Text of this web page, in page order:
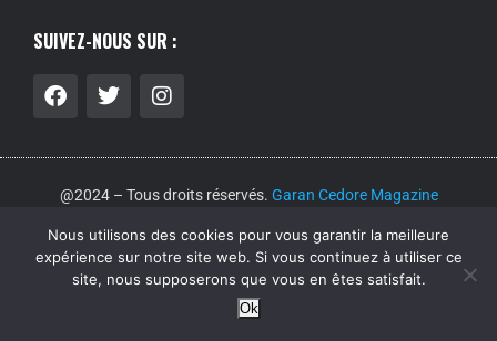
SUIVEZ-NOUS SUR :
@2024 – Tous droits réservés. Garan Cedore Magazine
Garan cedore magazine site : guide pratique, accès et
informations utiles
Acheter magazine garan cedore : guide
pratique, accès et informations utiles
Nous utilisons des cookies pour vous garantir la meilleure
expérience sur notre site web. Si vous continuez à utiliser ce
site, nous supposerons que vous en êtes satisfait.
Ok